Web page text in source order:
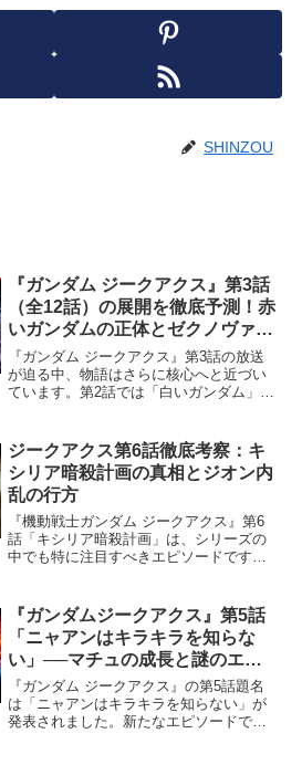
SHINZOU
『ガンダム ジークアクス』第3話
（全12話）の展開を徹底予測！赤
いガンダムの正体とゼクノヴァの
真相に迫る
『ガンダム ジークアクス』第3話の放送
が迫る中、物語はさらに核心へと近づい
ています。第2話では「白いガンダム」の
は⇒戦いで敵の武器・弾薬・資材をぶん
どること。戦利品を得...
ジークアクス第6話徹底考察：キ
シリア暗殺計画の真相とジオン内
乱の行方
『機動戦士ガンダム ジークアクス』第6
話「キシリア暗殺計画」は、シリーズの
中でも特に注目すべきエピソードです。
治的陰謀が浮き彫りとなります。本記事
では、キシリア暗殺計画...
『ガンダムジークアクス』第5話
「ニャアンはキラキラを知らな
い」──マチュの成長と謎のエー
スパイロット登場！
『ガンダム ジークアクス』の第5話題名
は「ニャアンはキラキラを知らない」が
発表されました。新たなエピソードで